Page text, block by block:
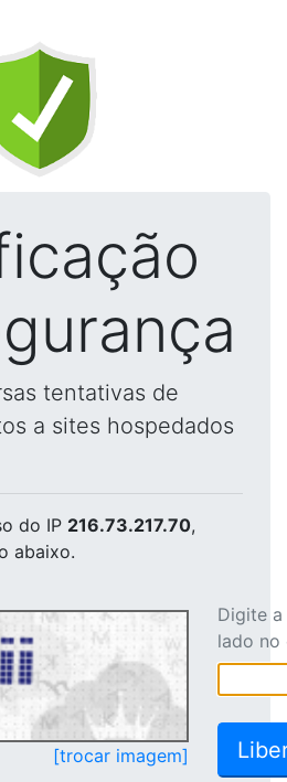
tentativas de
a sites hospedados
do IP 216.73.217.70,
abaixo.
[trocar imagem]
Digite
lado no